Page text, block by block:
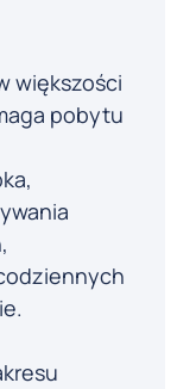
większości
pobytu